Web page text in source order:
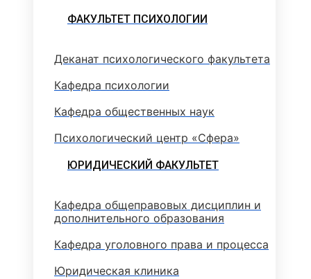
ФАКУЛЬТЕТ ПСИХОЛОГИИ
Деканат психологического факультета
Кафедра психологии
Кафедра общественных наук
Психологический центр «Сфера»
ЮРИДИЧЕСКИЙ ФАКУЛЬТЕТ
Кафедра общеправовых дисциплин и
дополнительного образования
Кафедра уголовного права и процесса
Юридическая клиника